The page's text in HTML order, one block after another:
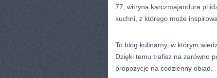
77, witryna karczmajandura.pl
kuchni, z którego może
To blog kulinarny, w którym
Dzięki temu trafisz na zarówno
propozycje na codzienny obiad.